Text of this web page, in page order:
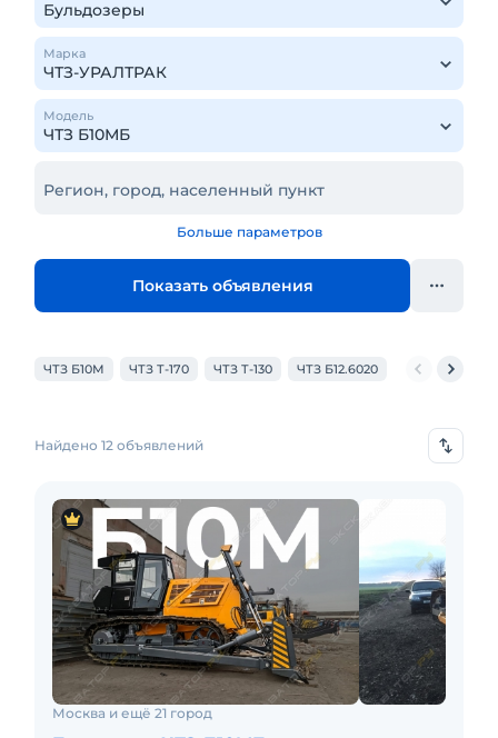
Марка
Модель
Регион, город, населенный пункт
Больше параметров
Показать объявления
ЧТЗ Б10М ЧТЗ Т-170 ЧТЗ Т-130 ЧТЗ Б12.6020 ЧТЗ Б11
Найдено 12 объявлений
Москва и ещё 21 город